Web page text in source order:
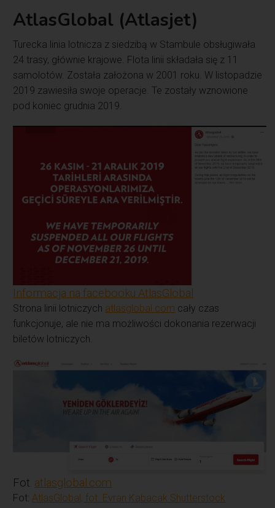
AtlasGlobal (Atlasjet)
Turecka linia lotnicza z siedzibą w Stambule obsługiwała
24 trasy, głównie krajowe. Flota linii składała się z 11
samolotów. Została założona w 2001 roku. W listopadzie
2019 zawiesiła swoje operacje. Te zostały wznowione
pod koniec grudnia 2019.
Informacja na facebooku AtlasGlobal
Strona linii lotniczych atlasglobal.com cały czas
funkcjonuje, ale nie ma możliwości dokonania rezerwacji
biletów lotniczych.
Fot. atlasglobal.com
Fot:AtlasGlobal, fot. Evran Kabacak Shutterstock